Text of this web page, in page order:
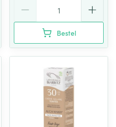
Bestel